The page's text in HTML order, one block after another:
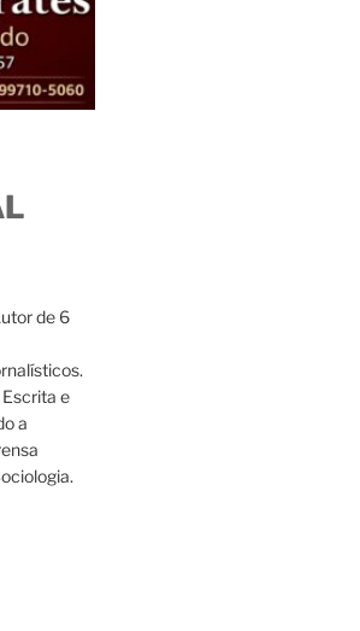
de 6
e
a